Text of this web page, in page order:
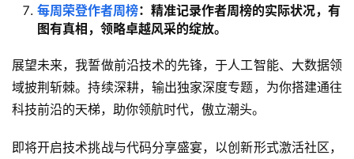
每周荣登作者周榜：精准记录作者周榜的实际状况，有
图有真相，领略卓越风采的绽放。
展望未来，我誓做前沿技术的先锋，于人工智能、大数据领
域披荆斩棘。持续深耕，输出独家深度专题，为你搭建通往
科技前沿的天梯，助你领航时代，傲立潮头。
即将开启技术挑战与代码分享盛宴，以创新形式激活社区，